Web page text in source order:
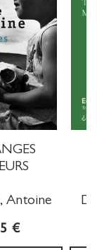
Antoine
€